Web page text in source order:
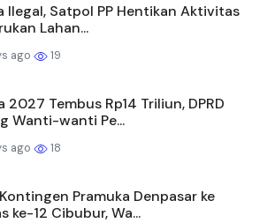
Ilegal, Satpol PP Hentikan Aktivitas
Lahan...
ago 19
2027 Tembus Rp14 Triliun, DPRD
Wanti-wanti Pe...
ago 18
Pramuka Denpasar ke
ke-12 Cibubur, Wa...